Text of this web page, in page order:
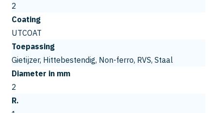
2
Coating
UTCOAT
Toepassing
Gietijzer, Hittebestendig, Non-ferro, RVS, Staal
Diameter in mm
2
R.